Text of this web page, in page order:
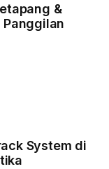
&
System di